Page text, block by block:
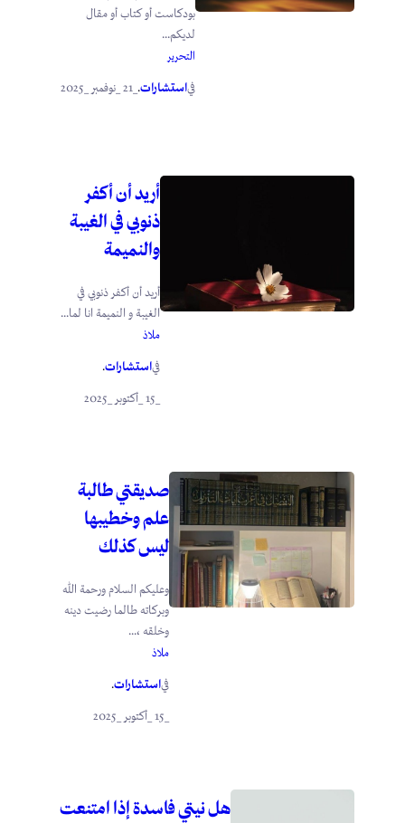
بودكاست أو كتاب أو مقال
لديكم...
التحرير
فياستشارات. _21 _نوفمبر _2025
أريد أن أكفر
ذنوبي في الغيبة
والنميمة
أريد أن أكفر ذنوبي في
الغيبة و النميمة انا لما...
ملاذ
فياستشارات.
صديقتي طالبة
علم وخطيبها
ليس كذلك
وعليكم السلام ورحمة الله
وبركاته طالما رضيت دينه
وخلقه ،...
ملاذ
فياستشارات.
هل نيتي فاسدة إذا امتنعت